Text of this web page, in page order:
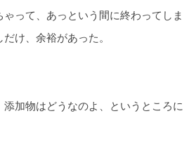
って、あっという間に終わってしま
け、余裕があった。
加物はどうなのよ、というところに